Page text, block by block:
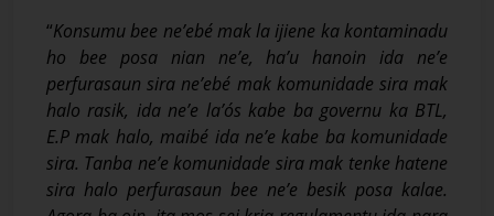
“Konsumu bee ne’ebé mak la ijiene ka kontaminadu
ho bee posa nian ne’e, ha’u hanoin ida ne’e
perfurasaun sira ne’ebé mak komunidade sira mak
halo rasik, ida ne’e la’ós kabe ba governu ka BTL,
E.P mak halo, maibé ida ne’e kabe ba komunidade
sira. Tanba ne’e komunidade sira mak tenke hatene
sira halo perfurasaun bee ne’e besik posa kalae.